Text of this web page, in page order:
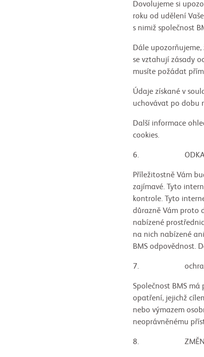
Dovolujeme si
roku od udělení
s nimiž společnost
Dále
se vztahují zásady
musíte požádat
Údaje získané v
uchovávat po dobu
Další informace
cookies.
6. ODKAZY NA
Příležitostně Vám
zajímavé. Tyto
kontrole. Tyto
důrazně Vám proto
nabízené
na nich nabízené
BMS odpovědnost.
7. ochrana
Společnost BMS
opatření, jejichž
nebo výmazem
neoprávněnému
8. ZMĚNY V